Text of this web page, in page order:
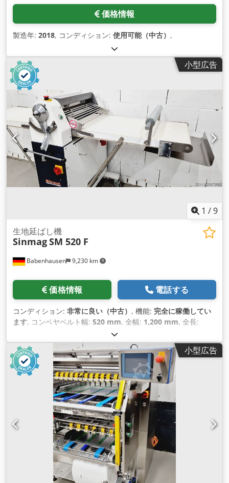
価格情報
製造年: 2018, コンディション: 使用可能（中古） ,
小型広告
1 /9
Babenhausen 9,230 km
生地延ばし機
SinmagSM 520 F
価格情報 電話する
コンディション: 非常に良い（中古） , 機能: 完全に稼働してい
ます, コンベヤベルト幅: 520 mm, 全幅: 1,200 mm, 全長:
, 入力周波数:
証済み 有効期限:07/2027, 電気ヒューズ:16 A, 開口幅:30
mm, 作業幅:520 mm, 入力電流の種類:三相, 小型広告